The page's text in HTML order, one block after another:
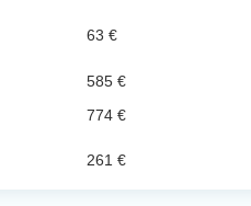
63 €
585 €
774 €
261 €